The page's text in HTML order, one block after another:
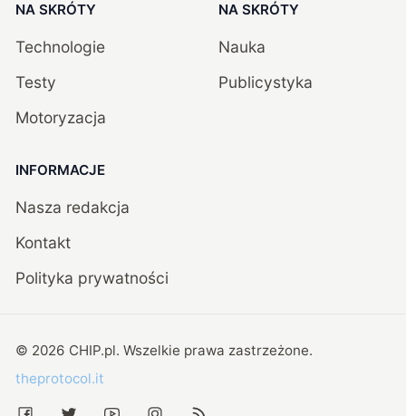
NA SKRÓTY
Technologie
Testy
Motoryzacja
NA SKRÓTY
Nauka
Publicystyka
INFORMACJE
Nasza redakcja
Kontakt
Polityka prywatności
© 2026 CHIP.pl. Wszelkie prawa zastrzeżone.
theprotocol.it